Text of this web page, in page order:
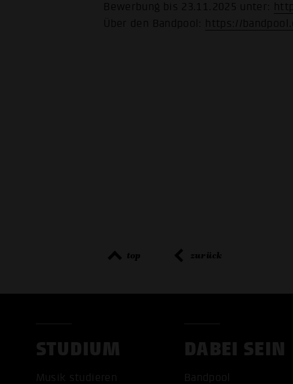
Bewerbung bis 23.11.2025 unter:
Über den Bandpool:
https://
top zurück
STUDIUM
Musik studieren
DABEI SEIN
Bandpool